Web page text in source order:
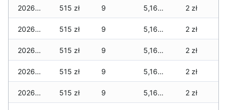
2026-04-10 515 zł 9 5,160 zł 2 zł
2026-04-09 515 zł 9 5,160 zł 2 zł
2026-04-08 515 zł 9 5,160 zł 2 zł
2026-04-07 515 zł 9 5,160 zł 2 zł
2026-04-06 515 zł 9 5,160 zł 2 zł